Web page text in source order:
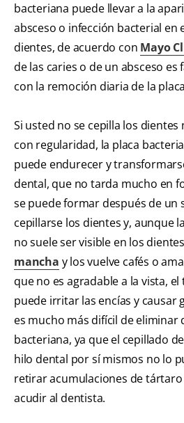
bacteriana puede llevar a la
absceso o infección bacterial en
dientes, de acuerdo con Mayo
de las caries o de un absceso es
con la remoción diaria de la
Si usted no se cepilla los
con regularidad, la placa
puede endurecer y
dental, que no tarda mucho en
se puede formar después de un
cepillarse los dientes y, aunque
no suele ser visible en los
mancha y los vuelve cafés o
que no es agradable a la vista,
puede irritar las encías y causar
es mucho más difícil de eliminar
bacteriana, ya que el cepillado
hilo dental por sí mismos no lo
retirar acumulaciones de
acudir al dentista.